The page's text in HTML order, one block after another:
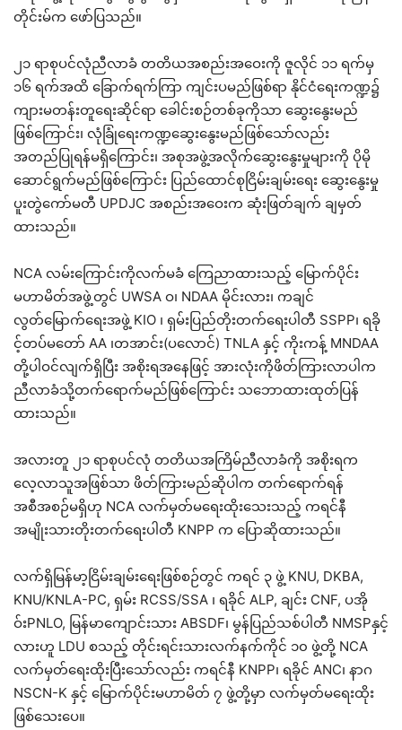
တိုင်းမ်က ဖော်ပြသည်။
၂၁ ရာစုပင်လုံညီလာခံ တတိယအစည်းအဝေးကို ဇူလိုင် ၁၁ ရက်မှ
၁၆ ရက်အထိ ခြောက်ရက်ကြာ ကျင်းပမည်ဖြစ်ရာ နိုင်ငံရေးကဏ္ဍ၌
ကျားမတန်းတူရေးဆိုင်ရာ ခေါင်းစဉ်တစ်ခုကိုသာ ဆွေးနွေးမည်
ဖြစ်ကြောင်း၊ လုံခြုံရေးကဏ္ဍဆွေးနွေးမည်ဖြစ်သော်လည်း
အတည်ပြုရန်မရှိကြောင်း၊ အစုအဖွဲ့အလိုက်ဆွေးနွေးမှုများကို ပိုမို
ဆောင်ရွက်မည်ဖြစ်ကြောင်း ပြည်ထောင်စုငြိမ်းချမ်းရေး ဆွေးနွေးမှု
ပူးတွဲကော်မတီ UPDJC အစည်းအဝေးက ဆုံးဖြတ်ချက် ချမှတ်
ထားသည်။
NCA လမ်းကြောင်းကိုလက်မခံ ကြေညာထားသည့် မြောက်ပိုင်း
မဟာမိတ်အဖွဲ့တွင် UWSA ဝ၊ NDAA မိုင်းလား၊ ကချင်
လွတ်မြောက်ရေးအဖွဲ့ KIO ၊ ရှမ်းပြည်တိုးတက်ရေးပါတီ SSPP၊ ရခို
င့်တပ်မတော် AA ၊တအာင်း(ပလောင်) TNLA နှင့် ကိုးကန့် MNDAA
တို့ပါဝင်လျက်ရှိပြီး အစိုးရအနေဖြင့် အားလုံးကိုဖိတ်ကြားလာပါက
ညီလာခံသို့တက်ရောက်မည်ဖြစ်ကြောင်း သဘောထားထုတ်ပြန်
ထားသည်။
အလားတူ ၂၁ ရာစုပင်လုံ တတိယအကြိမ်ညီလာခံကို အစိုးရက
လေ့လာသူအဖြစ်သာ ဖိတ်ကြားမည်ဆိုပါက တက်ရောက်ရန်
အစီအစဉ်မရှိဟု NCA လက်မှတ်မရေးထိုးသေးသည့် ကရင်နီ
အမျိုးသားတိုးတက်ရေးပါတီ KNPP က ပြောဆိုထားသည်။
လက်ရှိမြန်မာ့ငြိမ်းချမ်းရေးဖြစ်စဉ်တွင် ကရင် ၃ ဖွဲ့ KNU, DKBA,
KNU/KNLA-PC, ရှမ်း RCSS/SSA ၊ ရခိုင် ALP, ချင်း CNF, ပအို
ဝ်းPNLO, မြန်မာကျောင်းသား ABSDF၊ မွန်ပြည်သစ်ပါတီ NMSPနှင့်
လားဟူ LDU စသည့် တိုင်းရင်းသားလက်နက်ကိုင် ၁၀ ဖွဲ့တို့ NCA
လက်မှတ်ရေးထိုးပြီးသော်လည်း ကရင်နီ KNPP၊ ရခိုင် ANC၊ နာဂ
NSCN-K နှင့် မြောက်ပိုင်းမဟာမိတ် ၇ ဖွဲ့တို့မှာ လက်မှတ်မရေးထိုး
ဖြစ်သေးပေ။